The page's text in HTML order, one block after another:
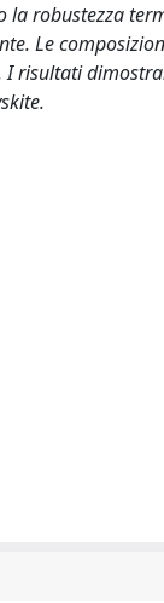
robustezza
Le
risultati